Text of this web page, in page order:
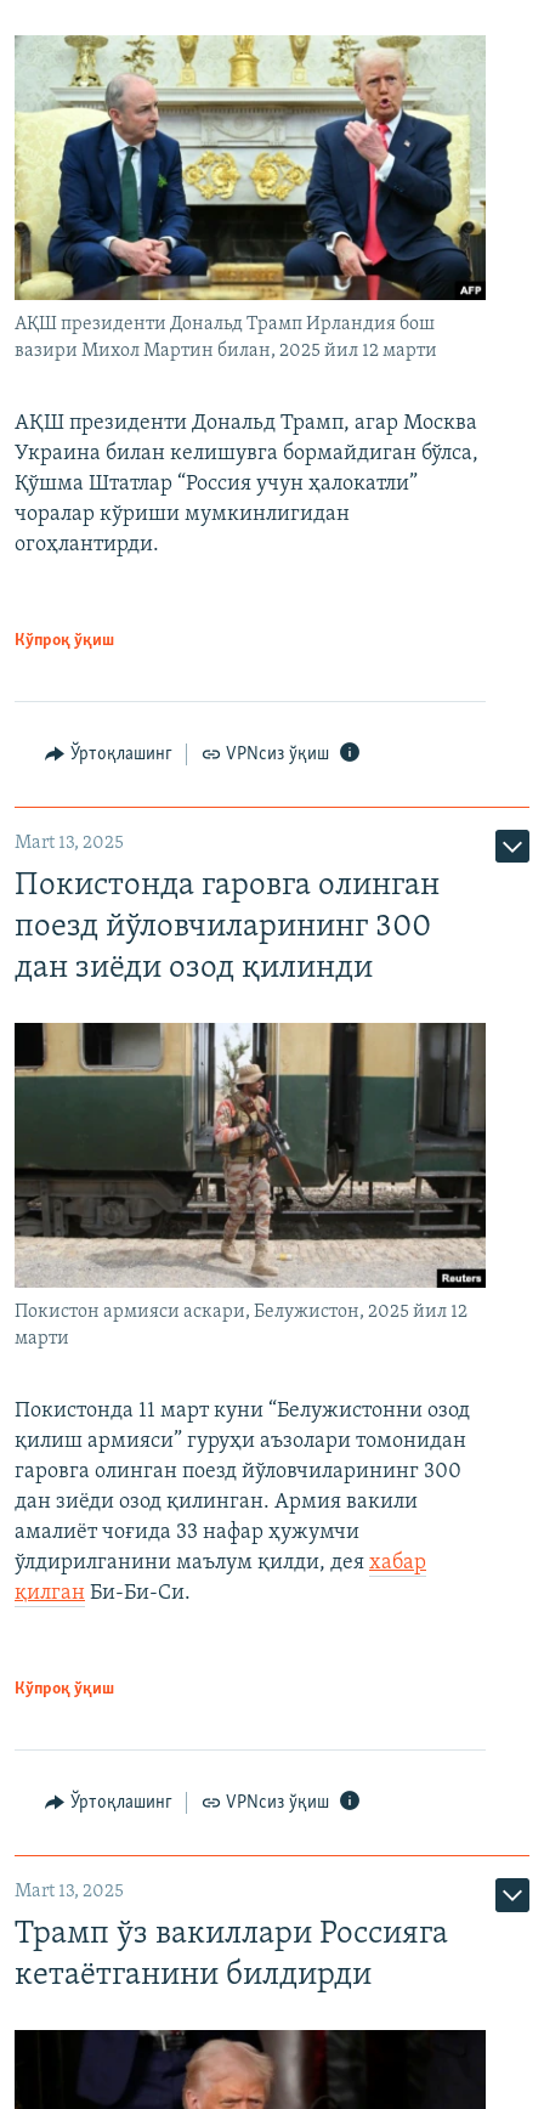
АҚШ президенти Дональд Трамп Ирландия бош
вазири Михол Мартин билан, 2025 йил 12 марти
АҚШ президенти Дональд Трамп, агар Москва
Украина билан келишувга бормайдиган бўлса,
Қўшма Штатлар “Россия учун ҳалокатли”
чоралар кўриши мумкинлигидан
огоҳлантирди.
Кўпроқ ўқиш
Ўртоқлашинг VPNсиз ўқиш
Mart 13, 2025
Покистонда гаровга олинган
поезд йўловчиларининг 300
дан зиёди озод қилинди
Покистон армияси аскари, Белужистон, 2025 йил 12
марти
Покистонда 11 март куни “Белужистонни озод
қилиш армияси” гуруҳи аъзолари томонидан
гаровга олинган поезд йўловчиларининг 300
дан зиёди озод қилинган. Армия вакили
амалиёт чоғида 33 нафар ҳужумчи
ўлдирилганини маълум қилди, дея хабар
қилган Би-Би-Си.
Кўпроқ ўқиш
Ўртоқлашинг VPNсиз ўқиш
Mart 13, 2025
Трамп ўз вакиллари Россияга
кетаётганини билдирди